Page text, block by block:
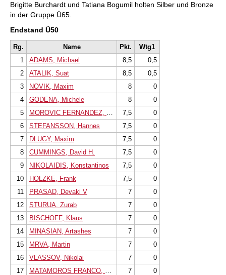
Brigitte Burchardt und Tatiana Bogumil holten Silber und Bronze
in der Gruppe Ü65.
Endstand Ü50
Rg. Name Pkt.
Wtg1
1
ADAMS, Michael 8,5
0,5
2
ATALIK, Suat 8,5
0,5
3
NOVIK, Maxim 8
0
4
GODENA, Michele 8
0
5
MOROVIC FERNANDEZ, Ivan 7,5
0
6
STEFANSSON, Hannes 7,5
0
7
DLUGY, Maxim 7,5
0
8
CUMMINGS, David H. 7,5
0
9
NIKOLAIDIS, Konstantinos 7,5
0
10
HOLZKE, Frank 7,5
0
11
PRASAD, Devaki V 7
0
12
STURUA, Zurab 7
0
13
BISCHOFF, Klaus 7
0
14
MINASIAN, Artashes 7
0
15
MRVA, Martin 7
0
16
VLASSOV, Nikolai 7
0
17
MATAMOROS FRANCO, Carlos S. 7
0